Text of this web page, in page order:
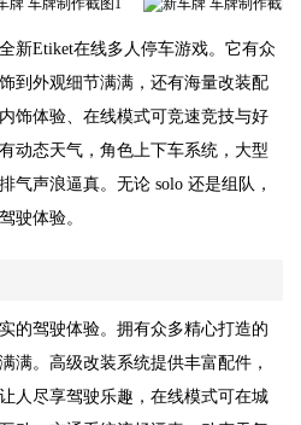
新Etiket在线多人停车游戏。它有众
到外观细节满满，还有海量改装配
饰体验、在线模式可竞速竞技与好
动态天气，角色上下车系统，大型
气声浪逼真。无论 solo 还是组队，
驶体验。
的驾驶体验。拥有众多精心打造的
满。高级改装系统提供丰富配件，
人尽享驾驶乐趣，在线模式可在城